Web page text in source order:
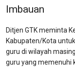
Imbauan
Ditjen GTK meminta
Kabupaten/Kota
guru di wilayah
guru yang memenuhi